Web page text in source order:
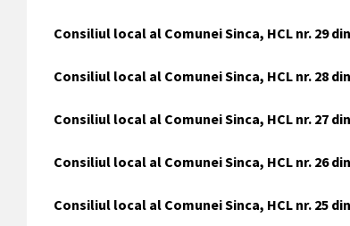
Consiliul local al Comunei Sinca, HCL nr. 29
Consiliul local al Comunei Sinca, HCL nr. 28
Consiliul local al Comunei Sinca, HCL nr. 27
Consiliul local al Comunei Sinca, HCL nr. 26
Consiliul local al Comunei Sinca, HCL nr. 25